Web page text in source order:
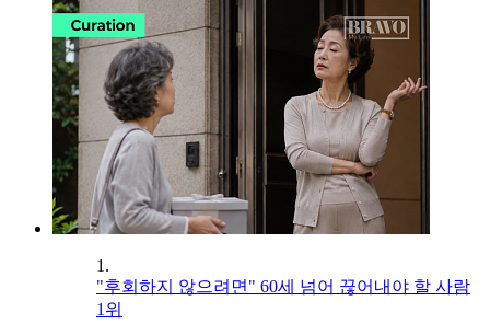
1.
"후회하지 않으려면" 60세 넘어 끊어내야 할 사람
1위